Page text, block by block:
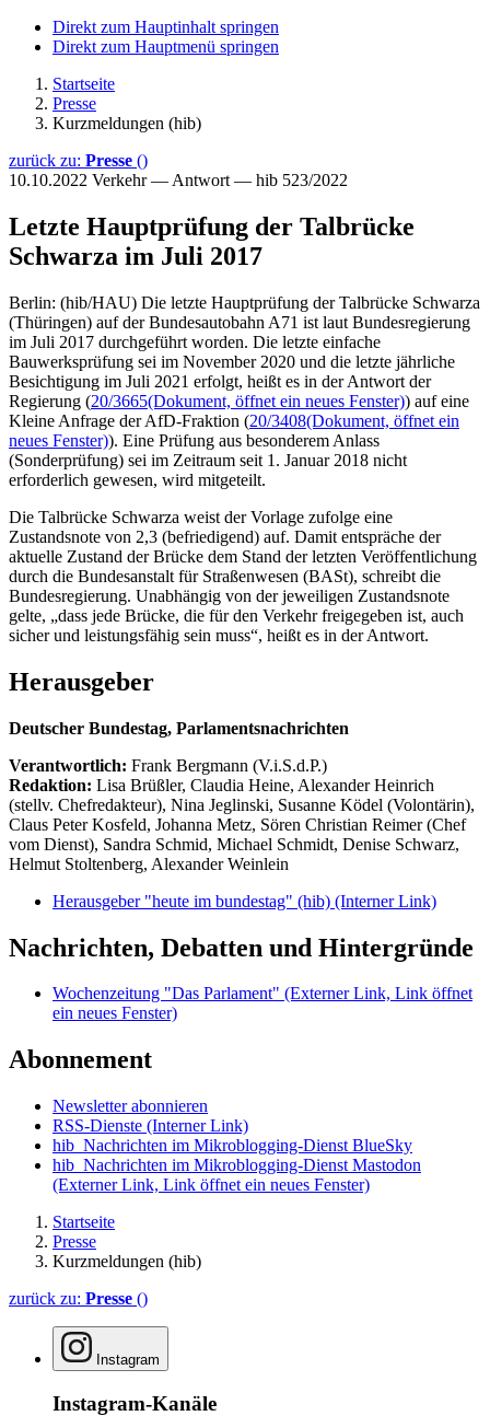
Direkt zum Hauptinhalt springen
Direkt zum Hauptmenü springen
Startseite
Presse
Kurzmeldungen (hib)
zurück zu: Presse ()
10.10.2022 Verkehr — Antwort — hib 523/2022
Letzte Hauptprüfung der Talbrücke
Schwarza im Juli 2017
Berlin: (hib/HAU) Die letzte Hauptprüfung der Talbrücke Schwarza
(Thüringen) auf der Bundesautobahn A71 ist laut Bundesregierung
im Juli 2017 durchgeführt worden. Die letzte einfache
Bauwerksprüfung sei im November 2020 und die letzte jährliche
Besichtigung im Juli 2021 erfolgt, heißt es in der Antwort der
Regierung (20/3665(Dokument, öffnet ein neues Fenster)) auf eine
Kleine Anfrage der AfD-Fraktion (20/3408(Dokument, öffnet ein
neues Fenster)). Eine Prüfung aus besonderem Anlass
(Sonderprüfung) sei im Zeitraum seit 1. Januar 2018 nicht
erforderlich gewesen, wird mitgeteilt.
Die Talbrücke Schwarza weist der Vorlage zufolge eine
Zustandsnote von 2,3 (befriedigend) auf. Damit entspräche der
aktuelle Zustand der Brücke dem Stand der letzten Veröffentlichung
durch die Bundesanstalt für Straßenwesen (BASt), schreibt die
Bundesregierung. Unabhängig von der jeweiligen Zustandsnote
gelte, „dass jede Brücke, die für den Verkehr freigegeben ist, auch
sicher und leistungsfähig sein muss“, heißt es in der Antwort.
Herausgeber
Deutscher Bundestag, Parlamentsnachrichten
Verantwortlich: Frank Bergmann (V.i.S.d.P.)
Redaktion: Lisa Brüßler, Claudia Heine, Alexander Heinrich
(stellv. Chefredakteur), Nina Jeglinski, Susanne Ködel (Volontärin),
Claus Peter Kosfeld, Johanna Metz, Sören Christian Reimer (Chef
vom Dienst), Sandra Schmid, Michael Schmidt, Denise Schwarz,
Helmut Stoltenberg, Alexander Weinlein
Herausgeber "heute im bundestag" (hib) (Interner Link)
Nachrichten, Debatten und Hintergründe
Wochenzeitung "Das Parlament" (Externer Link, Link öffnet
ein neues Fenster)
Abonnement
Newsletter abonnieren
RSS-Dienste (Interner Link)
hib_Nachrichten im Mikroblogging-Dienst BlueSky
hib_Nachrichten im Mikroblogging-Dienst Mastodon
(Externer Link, Link öffnet ein neues Fenster)
Startseite
Presse
Kurzmeldungen (hib)
zurück zu: Presse ()
Instagram
Instagram-Kanäle